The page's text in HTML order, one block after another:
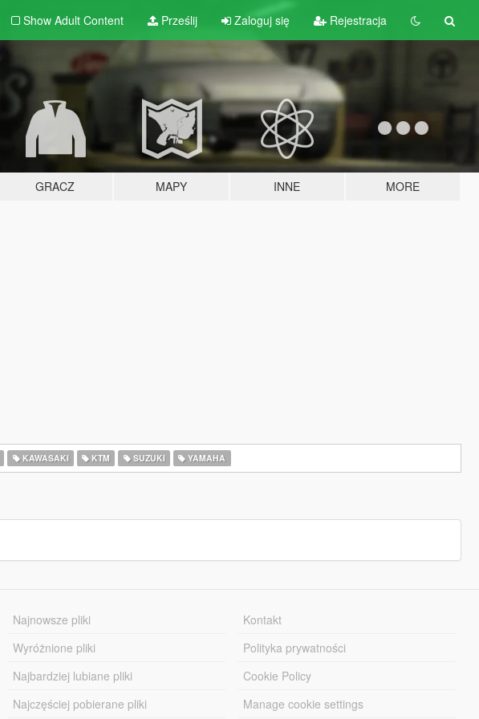
Show Adult Content Prześlij Zaloguj się Rejestracja
GRACZ MAPY INNE MORE
KAWASAKI KTM SUZUKI YAMAHA
Najnowsze pliki
Wyróżnione pliki
Najbardziej lubiane pliki
Najczęściej pobierane pliki
Kontakt
Polityka prywatności
Cookie Policy
Manage cookie settings